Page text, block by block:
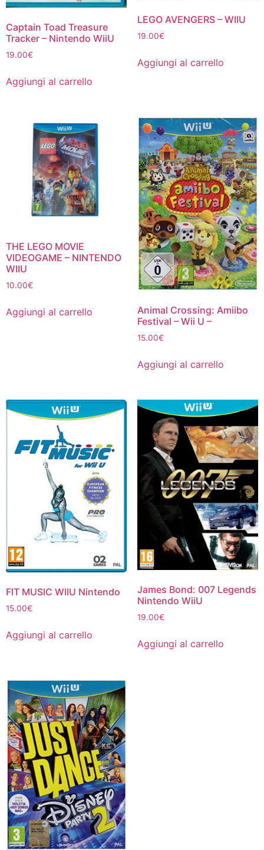
Captain Toad Treasure
Tracker – Nintendo WiiU
19.00€
Aggiungi al carrello
LEGO AVENGERS – WIIU
19.00€
Aggiungi al carrello
THE LEGO MOVIE
VIDEOGAME – NINTENDO
WIIU
10.00€
Aggiungi al carrello
Animal Crossing: Amiibo
Festival – Wii U –
15.00€
Aggiungi al carrello
FIT MUSIC WIIU Nintendo
15.00€
Aggiungi al carrello
James Bond: 007 Legends
Nintendo WiiU
19.00€
Aggiungi al carrello